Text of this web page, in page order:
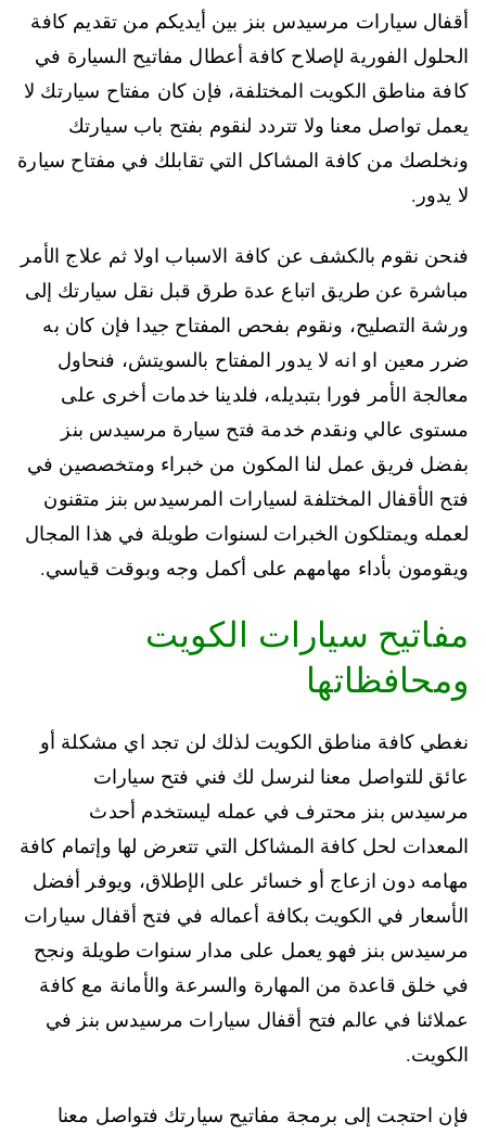
أقفال سيارات مرسيدس بنز بين أيديكم من تقديم كافة
الحلول الفورية لإصلاح كافة أعطال مفاتيح السيارة في
كافة مناطق الكويت المختلفة، فإن كان مفتاح سيارتك لا
يعمل تواصل معنا ولا تتردد لنقوم بفتح باب سيارتك
ونخلصك من كافة المشاكل التي تقابلك في مفتاح سيارة
لا يدور.
فنحن نقوم بالكشف عن كافة الاسباب اولا ثم علاج الأمر
مباشرة عن طريق اتباع عدة طرق قبل نقل سيارتك إلى
ورشة التصليح، ونقوم بفحص المفتاح جيدا فإن كان به
ضرر معين او انه لا يدور المفتاح بالسويتش، فنحاول
معالجة الأمر فورا بتبديله، فلدينا خدمات أخرى على
مستوى عالي ونقدم خدمة فتح سيارة مرسيدس بنز
بفضل فريق عمل لنا المكون من خبراء ومتخصصين في
فتح الأقفال المختلفة لسيارات المرسيدس بنز متقنون
لعمله ويمتلكون الخبرات لسنوات طويلة في هذا المجال
ويقومون بأداء مهامهم على أكمل وجه وبوقت قياسي.
مفاتيح سيارات الكويت
ومحافظاتها
نغطي كافة مناطق الكويت لذلك لن تجد اي مشكلة أو
عائق للتواصل معنا لنرسل لك فني فتح سيارات
مرسيدس بنز محترف في عمله ليستخدم أحدث
المعدات لحل كافة المشاكل التي تتعرض لها وإتمام كافة
مهامه دون ازعاج أو خسائر على الإطلاق، ويوفر أفضل
الأسعار في الكويت بكافة أعماله في فتح أقفال سيارات
مرسيدس بنز فهو يعمل على مدار سنوات طويلة ونجح
في خلق قاعدة من المهارة والسرعة والأمانة مع كافة
عملائنا في عالم فتح أقفال سيارات مرسيدس بنز في
الكويت.
فإن احتجت إلى برمجة مفاتيح سيارتك فتواصل معنا